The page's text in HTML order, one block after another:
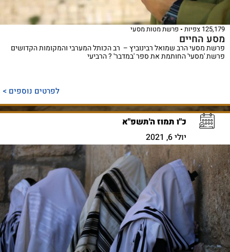
125,179 צפיות פרשת מטות מסעי
מסע החיים
פרשת מסעי הרב שמואל רבינוביץ – רב הכותל המערבי והמקומות הקדושים
פרשת 'מסעי' החותמת את ספר 'במדבר' ? הרביעי
לפרטים נוספים >
כ"ו תמוז ה'תשפ"א
יולי 6, 2021